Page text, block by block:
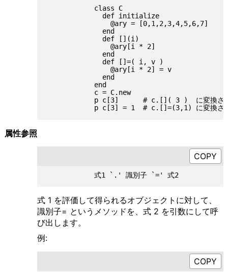
            class C
              def initialize
                @ary = [0,1,2,3,4,5,6,7]
              end
              def [](i)
                @ary[i * 2]
              end
              def []=( i, v )
                @ary[i * 2] = v
              end
            end
            c = C.new
p c[3]      # c.[]( 3 )  に変換さ
属性参照
            式1 `.' 識別子 `=' 式2
式 1 を評価して得られるオブジェクトに対して、
識別子= というメソッドを、式 2 を引数にして呼
び出します。
例: